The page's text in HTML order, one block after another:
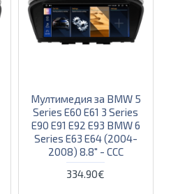
Мултимедия за BMW 5
Series E60 E61 3 Series
E90 E91 E92 E93 BMW 6
Series E63 E64 (2004-
2008) 8.8" - CCC
334.90€